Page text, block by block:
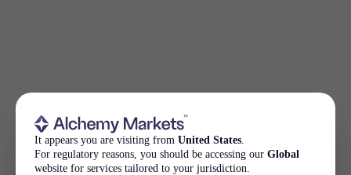
It appears you are visiting from United States.
For regulatory reasons, you should be accessing our Global
website for services tailored to your jurisdiction.